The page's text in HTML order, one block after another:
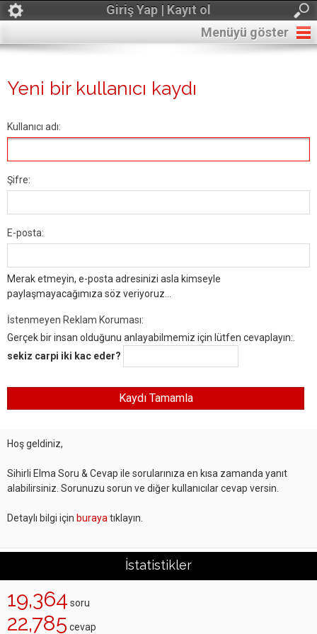
Giriş Yap | Kayıt ol
Menüyü göster
Yeni bir kullanıcı kaydı
Kullanıcı adı:
Şifre:
E-posta:
Merak etmeyin, e-posta adresinizi asla kimseyle
paylaşmayacağımıza söz veriyoruz...
İstenmeyen Reklam Koruması:
Gerçek bir insan olduğunu anlayabilmemiz için lütfen cevaplayın:.
sekiz carpi iki kac eder?
Hoş geldiniz,
Sihirli Elma Soru & Cevap ile sorularınıza en kısa zamanda yanıt
alabilirsiniz. Sorunuzu sorun ve diğer kullanıcılar cevap versin.
Detaylı bilgi için buraya tıklayın.
İstatistikler
19,364 soru
22,785 cevap